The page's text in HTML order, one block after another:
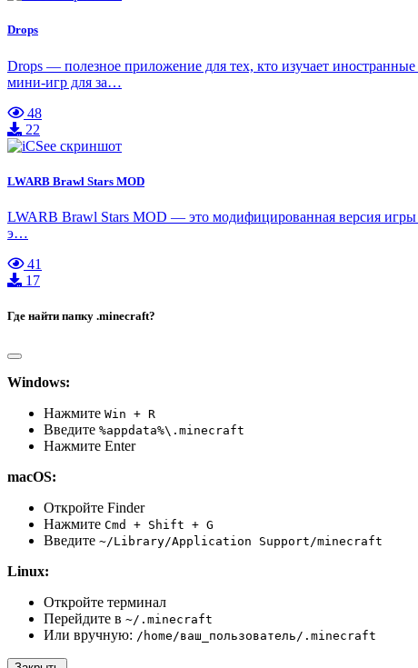
Drops
Drops — полезное приложение для тех, кто изучает
мини-игр для за…
48
22
LWARB Brawl Stars MOD
LWARB Brawl Stars MOD — это модифицированная версия
э…
41
17
Где найти папку .minecraft?
Windows:
Нажмите Win + R
Введите %appdata%\.minecraft
Нажмите Enter
macOS:
Откройте Finder
Нажмите Cmd + Shift + G
Введите ~/Library/Application Support/minecraft
Linux:
Откройте терминал
Перейдите в ~/.minecraft
Или вручную: /home/ваш_пользователь/.minecraft